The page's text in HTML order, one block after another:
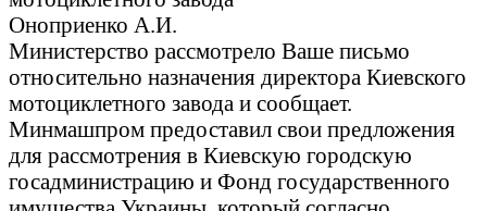
Оноприенко А.И.
Министерство рассмотрело Ваше письмо
относительно назначения директора Киевского
мотоциклетного завода и сообщает.
Минмашпром предоставил свои предложения
для рассмотрения в Киевскую городскую
госадминистрацию и Фонд государственного